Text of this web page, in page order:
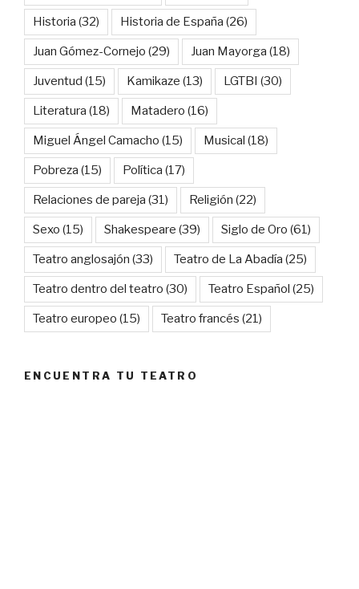
Historia (32) Historia de España (26)
Juan Gómez-Cornejo (29) Juan Mayorga (18)
Juventud (15) Kamikaze (13) LGTBI (30)
Literatura (18) Matadero (16)
Miguel Ángel Camacho (15) Musical (18)
Pobreza (15) Política (17)
Relaciones de pareja (31) Religión (22)
Sexo (15) Shakespeare (39) Siglo de Oro (61)
Teatro anglosajón (33) Teatro de La Abadía (25)
Teatro dentro del teatro (30) Teatro Español (25)
Teatro europeo (15) Teatro francés (21)
ENCUENTRA TU TEATRO